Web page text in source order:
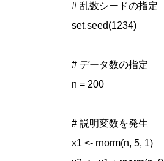
# 乱数シードの指定
set.seed(1234)
# データ数の指定
n = 200
# 説明変数を発生
x1 <- rnorm(n, 5, 1)